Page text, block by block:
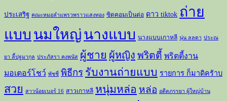
ประเสริฐ คณะหมอลำแพรวพราวแสงทอง ซิตคอมเป็นต่อ ดาว tiktok ถ่าย
แบบ นมใหญ่นางแบบ นางแบบเกาหลี นุ่น ลลดา ประณ
ยา ลี้ปฐมากุล ประภัสรา คงพนัส ผู้ชาย ผู้หญิง พริตตี้ พริตตี้งาน
มอเตอร์โชว์ พัชชี่ พิธีกร รับงานถ่ายแบบ รายการ ก็มาดิคร้าบ
สวย สาวน้อยเบอร์ 16 สาวเกาหลี หนุ่มหล่อ หล่อ อดีตภรรยา ผู้ใหญ่บ้าน